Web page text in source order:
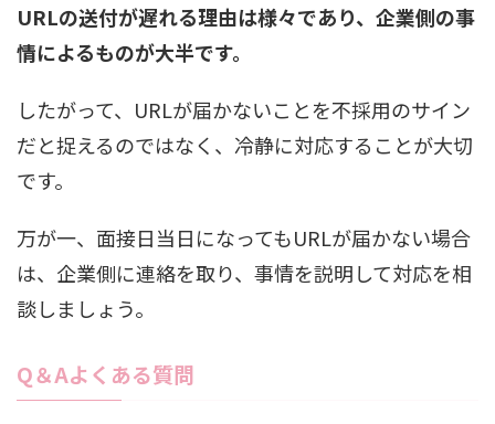
URLの送付が遅れる理由は様々であり、企業側の事
情によるものが大半です。
したがって、URLが届かないことを不採用のサイン
だと捉えるのではなく、冷静に対応することが大切
です。
万が一、面接日当日になってもURLが届かない場合
は、企業側に連絡を取り、事情を説明して対応を相
談しましょう。
Q＆Aよくある質問